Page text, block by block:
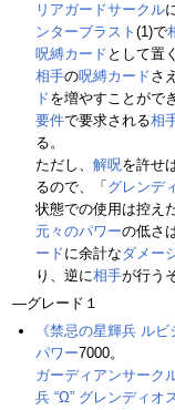
リアガードサークル
ンターブラスト (1)で
呪縛カード として置
相手の呪縛カードさ
ドを増やすことができ
要件で要求される相
る。
ただし、 解呪を許せ
るので、「 グレンデ
状態での使用は控え
元々のパワーの低さ
ードに余計なダメー
り、逆に相手が行う
―グレード１
《禁忌の星輝兵 ルビ
パワー7000。
ガーディアンサーク
兵 “Ω” グレンディオ